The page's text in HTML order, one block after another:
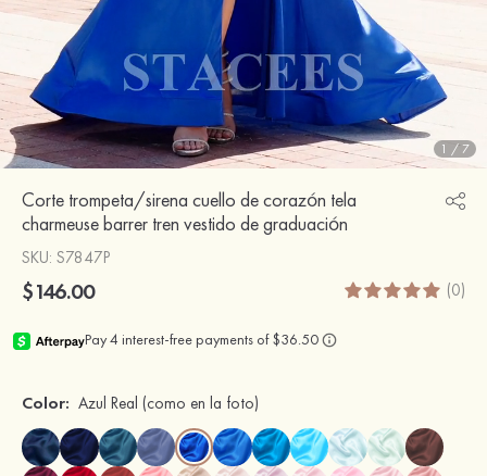
1 /7
Corte trompeta/sirena cuello de corazón tela
charmeuse barrer tren vestido de graduación
SKU: S7847P
$146.00 (0)
Color: Azul Real (como en la foto)